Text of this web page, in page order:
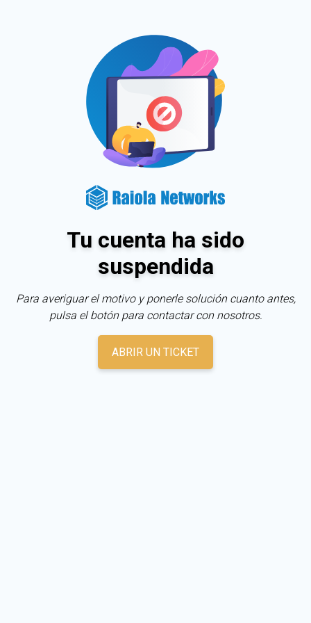
Tu cuenta ha sido
suspendida
Para averiguar el motivo y ponerle solución cuanto antes,
pulsa el botón para contactar con nosotros.
ABRIR UN TICKET